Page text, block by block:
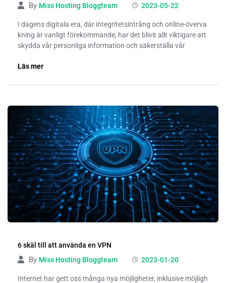
By Miss Hosting Bloggteam 2023-05-22
I dagens digitala era, där integritetsintrång och online-överva
kning är vanligt förekommande, har det blivit allt viktigare att
skydda vår personliga information och säkerställa vår
Läs mer
6 skäl till att använda en VPN
By Miss Hosting Bloggteam 2023-01-20
Internet har gett oss många nya möjligheter, inklusive möjligh